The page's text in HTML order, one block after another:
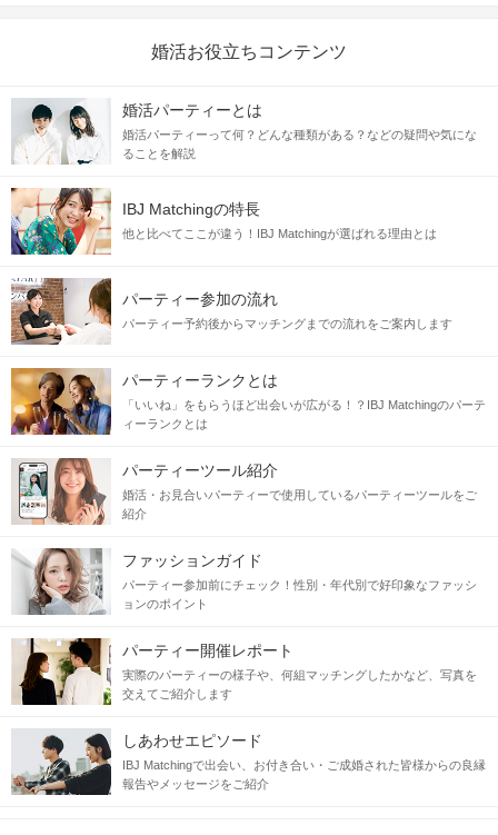
婚活お役立ちコンテンツ
婚活パーティーとは
婚活パーティーって何？どんな種類がある？などの疑問や気にな
ることを解説
IBJ Matchingの特長
他と比べてここが違う！IBJ Matchingが選ばれる理由とは
パーティー参加の流れ
パーティー予約後からマッチングまでの流れをご案内します
パーティーランクとは
「いいね」をもらうほど出会いが広がる！？IBJ Matchingのパーテ
ィーランクとは
パーティーツール紹介
婚活・お見合いパーティーで使用しているパーティーツールをご
紹介
ファッションガイド
パーティー参加前にチェック！性別・年代別で好印象なファッシ
ョンのポイント
パーティー開催レポート
実際のパーティーの様子や、何組マッチングしたかなど、写真を
交えてご紹介します
しあわせエピソード
IBJ Matchingで出会い、お付き合い・ご成婚された皆様からの良縁
報告やメッセージをご紹介